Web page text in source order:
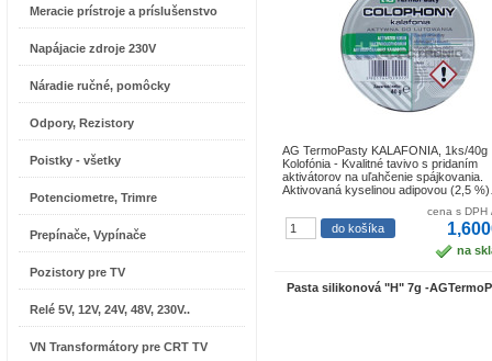
Meracie prístroje a príslušenstvo
Napájacie zdroje 230V
Náradie ručné, pomôcky
Odpory, Rezistory
Poistky - všetky
Potenciometre, Trimre
Prepínače, Vypínače
Pozistory pre TV
Relé 5V, 12V, 24V, 48V, 230V..
VN Transformátory pre CRT TV
AG TermoPasty KALAFONIA, 1ks/40g
Kolofónia - Kvalitné tavivo s pridaním
aktivátorov na uľahčenie spájkovania.
Aktivovaná kyselinou adipovou (2,5
cena s DPH
na
Pasta silikonová "H" 7g -